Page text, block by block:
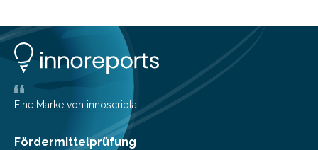
dabei als starker Partner der Industrie etabliert. Das
Serviceangebot umfasst alle Schritte »from lab to fab«
– von der Beratung über die Prozessentwicklung bis hin
zur Pilotfertigung. 300-mm-Prozessanlagen am CNT.
(c) Sebastian Lassak / Fraunhofer IPMS…
Eine Marke von innoscripta
Fördermittelprüfung